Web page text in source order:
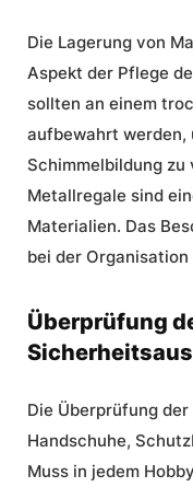
Die Lagerung von
Aspekt der Pflege
sollten an einem
aufbewahrt werden,
Schimmelbildung zu
Metallregale sind
Materialien. Das
bei der
Überprüfung
Die Überprüfung
Handschuhe,
Muss in jedem